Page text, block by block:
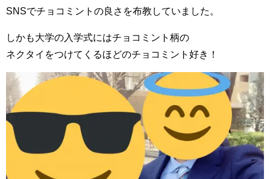
SNSでチョコミントの良さを布教していました。
しかも大学の入学式にはチョコミント柄の
ネクタイをつけてくるほどのチョコミント好き！